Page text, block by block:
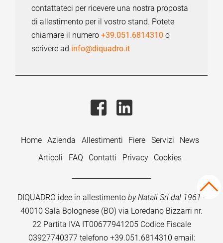
contattateci per ricevere una nostra proposta
di allestimento per il vostro stand. Potete
chiamare il numero+39.051.6814310 o
scrivere ad info@diquadro.it
Home Azienda Allestimenti Fiere Servizi
News
Articoli
FAQ Contatti Privacy Cookies
DIQUADRO idee in allestimento by Natali Srl dal 1961 -
40010 Sala Bolognese (BO) via Loredano Bizzarri nr.
22 Partita IVA IT00677941205 Codice Fiscale
03927740377 telefono +39.051.6814310 email: